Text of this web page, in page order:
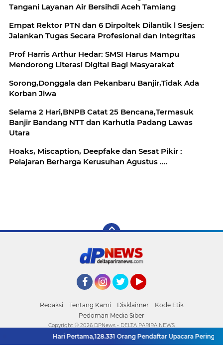
Tangani Layanan Air Bersihdi Aceh Tamiang
Empat Rektor PTN dan 6 Dirpoltek Dilantik l Sesjen:
Jalankan Tugas Secara Profesional dan Integritas
Prof Harris Arthur Hedar: SMSI Harus Mampu
Mendorong Literasi Digital Bagi Masyarakat
Sorong,Donggala dan Pekanbaru Banjir,Tidak Ada
Korban Jiwa
Selama 2 Hari,BNPB Catat 25 Bencana,Termasuk
Banjir Bandang NTT dan Karhutla Padang Lawas
Utara
Hoaks, Miscaption, Deepfake dan Sesat Pikir :
Pelajaran Berharga Kerusuhan Agustus ....
Redaksi Tentang Kami Disklaimer
Kode Etik
Pedoman Media Siber
Hari Pertama,128.331 Orang Pendaftar Upacara
Copyright © 2026 DPNews - DELTA PARIRA NEWS